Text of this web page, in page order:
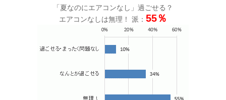
「夏なのにエアコンなし」過ごせる？
エアコンなしは無理！ 派： 55％